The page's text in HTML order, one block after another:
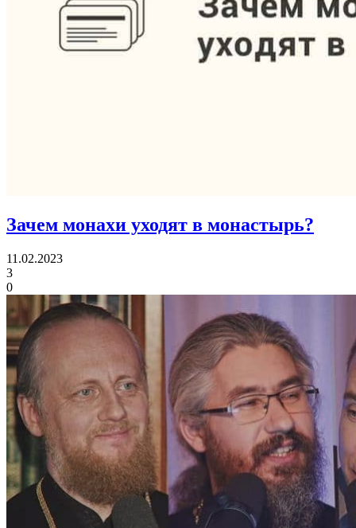
Зачем монахи уходят в монастырь?
11.02.2023
3
0